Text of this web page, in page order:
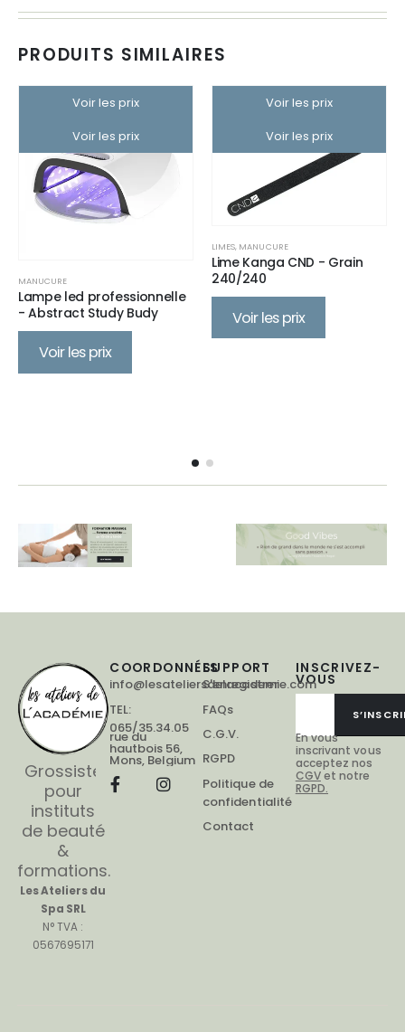
PRODUITS SIMILAIRES
& ACCESSOIRES
Voir les prix
Voir les prix
MANUCURE
Lampe led professionnelle
- Abstract Study Budy
Voir les prix
Voir les prix
Voir les prix
LIMES, MANUCURE
Lime Kanga CND - Grain
240/240
Voir les prix
Grossiste
pour
instituts
de beauté
&
formations.
Les Ateliers du
Spa SRL
N° TVA :
0567695171
INSCRIVEZ-
VOUS
En vous
inscrivant vous
acceptez nos
CGVet notre
RGPD.
COORDONNÉES
info@lesateliersdelacademie.com
TEL:
065/35.34.05
rue du
hautbois 56,
Mons, Belgium
SUPPORT
S'enregistrer
FAQs
C.G.V.
RGPD
Politique de
confidentialité
Contact